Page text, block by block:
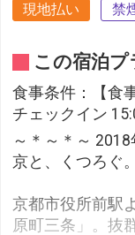
現地払い 禁
この宿泊プ
食事条件：【食
チェックイン
～＊～＊～
京と、くつろぐ
京都市役所前駅
原町三条」。抜